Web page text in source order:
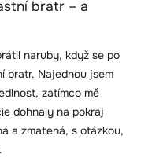
bratr – a
naruby, když se po
bratr. Najednou jsem
zatímco mě
dohnaly na pokraj
a zmatená, s otázkou,